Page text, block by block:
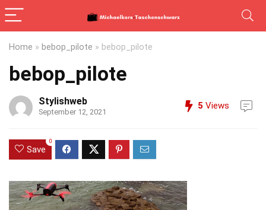
Home » bebop_pilote » bebop_pilote
bebop_pilote
Stylishweb
September 12, 2021
5 Views
Save
0